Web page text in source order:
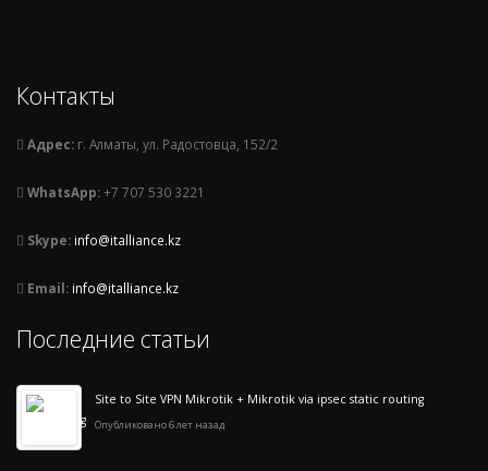
Контакты
Адрес: г. Алматы, ул. Радостовца, 152/2
WhatsApp:+7 707 530 3221
Skype: info@italliance.kz
Email: info@italliance.kz
Последние статьи
Site to Site VPN Mikrotik + Mikrotik via ipsec static routing
Опубликовано 6 лет назад